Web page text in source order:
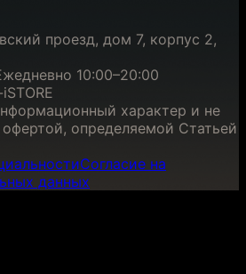
проезд, дом 7, корпус 2,
10:00–20:00
характер и не
офертой, определяемой Статьей
Согласие на
данных